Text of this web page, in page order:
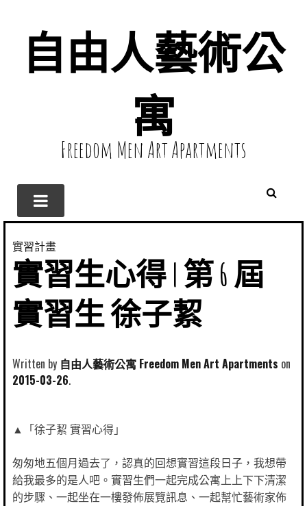
自由人藝術公
寓
Freedom Men Art Apartments
實習計畫
實習生心得 | 第 6 屆
實習生 徐子絜
Written by 自由人藝術公寓 Freedom Men Art Apartments
2015-03-26
▲「徐子絜 實習心得」
匆匆地五個月過去了，認真的回想實習這段日子，我想帶
給我最多的是人吧。實習生們一起完成公寓上上下下清潔
的步驟、一起坐在一樓發佈展覽訊息、一起幫忙藝術家佈